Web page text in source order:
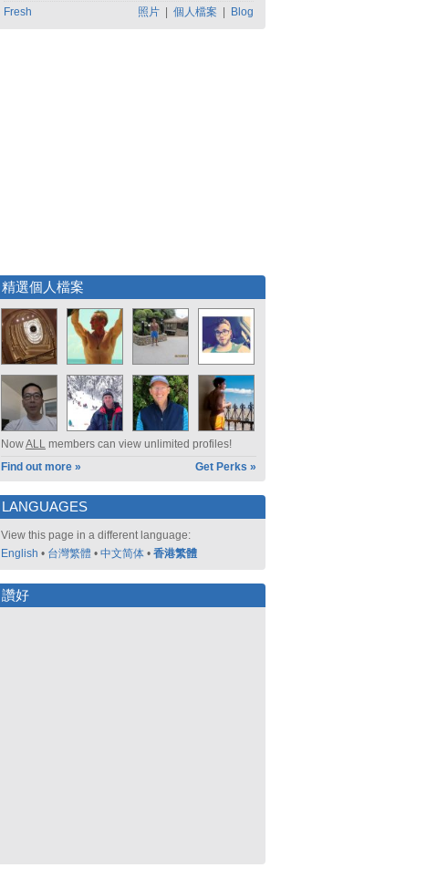
Fresh
照片 個人檔案 Blog
精選個人檔案
NowALL members can view unlimited profiles!
Find out more »
Get Perks »
LANGUAGES
View this page in a different language:
English • 台灣繁體 • 中文简体 • 香港繁體
讚好